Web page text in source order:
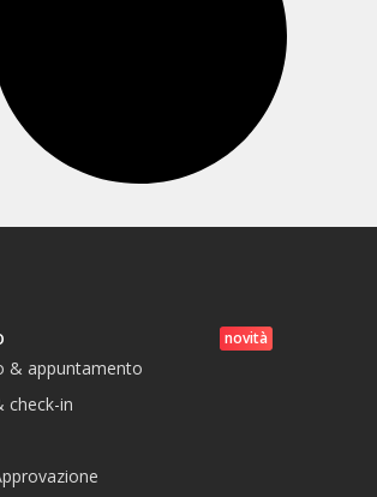
novità
& appuntamento
check-in